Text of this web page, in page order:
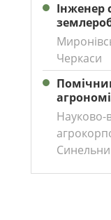
Інженер
Черкаси